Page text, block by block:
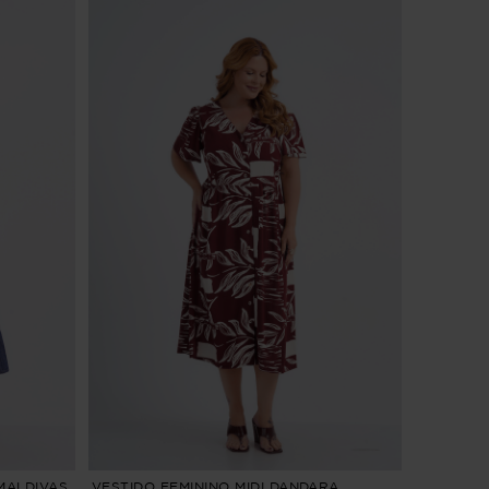
VESTIDO FEMININO MIDI DANDARA